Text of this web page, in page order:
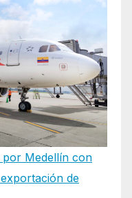
por Medellín con
de